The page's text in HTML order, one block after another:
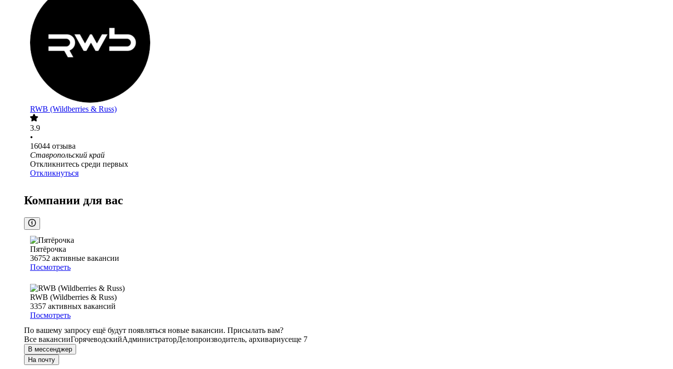
RWB (Wildberries & Russ)
3.9
•
16044 отзыва
Ставропольский край
Откликнитесь среди первых
Откликнуться
Компании для вас
Пятёрочка
36752 активные вакансии
Посмотреть
RWB (Wildberries & Russ)
3357 активных вакансий
Посмотреть
По вашему запросу ещё будут появляться новые вакансии. Присылать вам?
Все вакансииГорячеводскийАдминистраторДелопроизводитель, архивариусеще 7
В мессенджер
На почту